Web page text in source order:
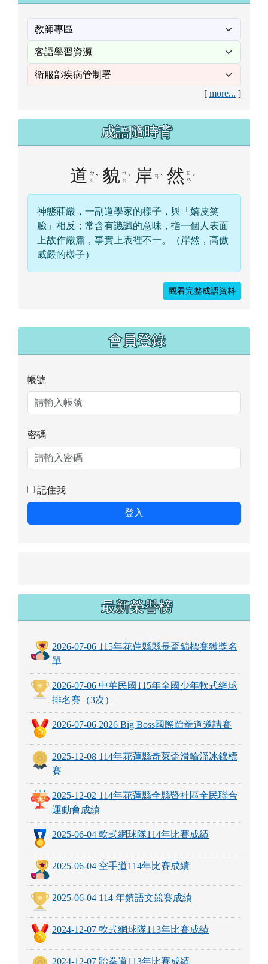
[ more... ]
成語隨時背
道 ㄉ
ㄠ ˋ 貌 ㄇ
ㄠ ˋ 岸 ㄢ ˋ 然 ㄖ
ㄢ ˊ
神態莊嚴，一副道學家的樣子，與「嬉皮笑
臉」相反；常含有譏諷的意味，指一個人表面
上故作嚴肅，事實上表裡不一。（岸然，高傲
威嚴的樣子）
觀看完整成語資料
會員登錄
帳號
密碼
記住我
登入
最新榮譽榜
2026-07-06 115年花蓮縣縣長盃錦標賽獲獎名
單
2026-07-06 中華民國115年全國少年軟式網球
排名賽（3次）
2026-07-06 2026 Big Boss國際跆拳道邀請賽
2025-12-08 114年花蓮縣奇萊盃滑輪溜冰錦標
賽
2025-12-02 114年花蓮縣全縣暨社區全民聯合
運動會成績
2025-06-04 軟式網球隊114年比賽成績
2025-06-04 空手道114年比賽成績
2025-06-04 114 年鎮語文競賽成績
2024-12-07 軟式網球隊113年比賽成績
2024-12-07 跆拳道113年比賽成績